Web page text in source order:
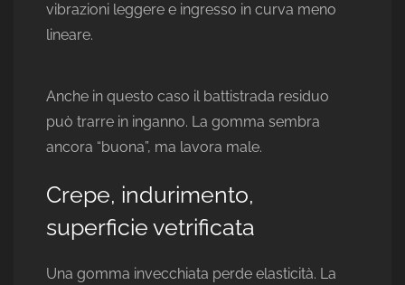
vibrazioni leggere e ingresso in curva meno
lineare.
Anche in questo caso il battistrada residuo
può trarre in inganno. La gomma sembra
ancora “buona”, ma lavora male.
Crepe, indurimento,
superficie vetrificata
Una gomma invecchiata perde elasticità. La